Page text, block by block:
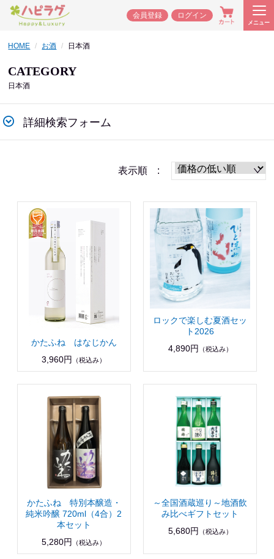
会員登録 ログイン
メニュー
HOME お酒 日本酒
CATEGORY
日本酒
詳細検索フォーム
表示順 :
かたふね はなじかん
3,960円
（税込み）
ロックで楽しむ夏酒セッ
ト2026
4,890円
（税込み）
かたふね 特別本醸造・
純米吟醸 720ml（4合）2
本セット
5,280円
（税込み）
～全国酒蔵巡り～地酒飲
み比べギフトセット
5,680円
（税込み）